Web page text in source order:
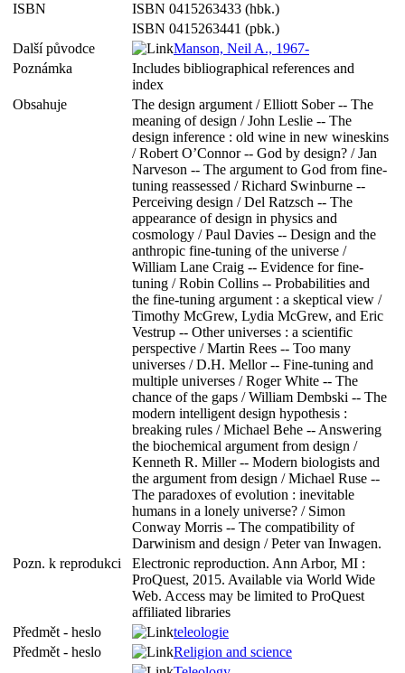
ISBN
ISBN 0415263433 (hbk.)
ISBN 0415263441 (pbk.)
Další původce
Manson, Neil A., 1967-
Poznámka
Includes bibliographical references and
index
Obsahuje
The design argument / Elliott Sober -- The
meaning of design / John Leslie -- The
design inference : old wine in new wineskins
/ Robert O’Connor -- God by design? / Jan
Narveson -- The argument to God from fine-
tuning reassessed / Richard Swinburne --
Perceiving design / Del Ratzsch -- The
appearance of design in physics and
cosmology / Paul Davies -- Design and the
anthropic fine-tuning of the universe /
William Lane Craig -- Evidence for fine-
tuning / Robin Collins -- Probabilities and
the fine-tuning argument : a skeptical view /
Timothy McGrew, Lydia McGrew, and Eric
Vestrup -- Other universes : a scientific
perspective / Martin Rees -- Too many
universes / D.H. Mellor -- Fine-tuning and
multiple universes / Roger White -- The
chance of the gaps / William Dembski -- The
modern intelligent design hypothesis :
breaking rules / Michael Behe -- Answering
the biochemical argument from design /
Kenneth R. Miller -- Modern biologists and
the argument from design / Michael Ruse --
The paradoxes of evolution : inevitable
humans in a lonely universe? / Simon
Conway Morris -- The compatibility of
Darwinism and design / Peter van Inwagen.
Pozn. k reprodukci
Electronic reproduction. Ann Arbor, MI :
ProQuest, 2015. Available via World Wide
Web. Access may be limited to ProQuest
affiliated libraries
Předmět - heslo
teleologie
Předmět - heslo
Religion and science